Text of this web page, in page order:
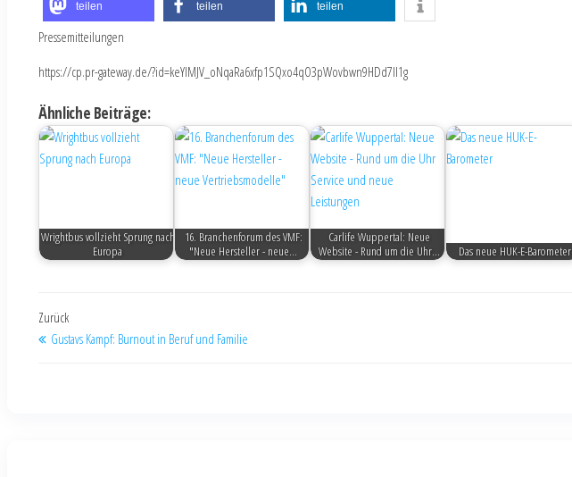
teilen teilen teilen
Pressemitteilungen
https://cp.pr-gateway.de/?id=keYlMJV_oNqaRa6xfp1SQxo4qO3pWovbwn9HDd7Il1g
Ähnliche Beiträge:
Wrightbus vollzieht Sprung nach
Europa
16. Branchenforum des VMF:
"Neue Hersteller - neue…
Carlife Wuppertal: Neue
Website - Rund um die Uhr…
Das neue HUK-E-Barometer
Zurück
Gustavs Kampf: Burnout in Beruf und Familie